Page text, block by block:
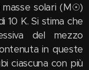
masse solari (M☉)
10 K. Si stima che
del mezzo
in queste
ciascuna con più